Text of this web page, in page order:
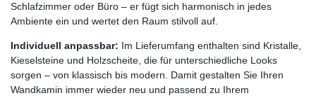
Schlafzimmer oder Büro – er fügt sich harmonisch in jedes
Ambiente ein und wertet den Raum stilvoll auf.
Individuell anpassbar: Im Lieferumfang enthalten sind Kristalle,
Kieselsteine und Holzscheite, die für unterschiedliche Looks
sorgen – von klassisch bis modern. Damit gestalten Sie Ihren
Wandkamin immer wieder neu und passend zu Ihrem